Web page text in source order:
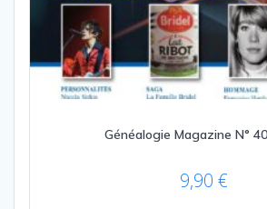
Généalogie Magazine N°
9,90 €